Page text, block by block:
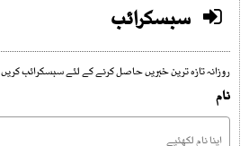
سبسکرائب
روزانہ تازہ ترین خبریں حاصل کرنے کے لئے سبسکرائب کریں
نام